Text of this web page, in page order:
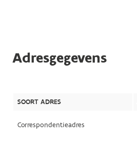
Adresgegevens
SOORT ADRES
Correspondentieadres